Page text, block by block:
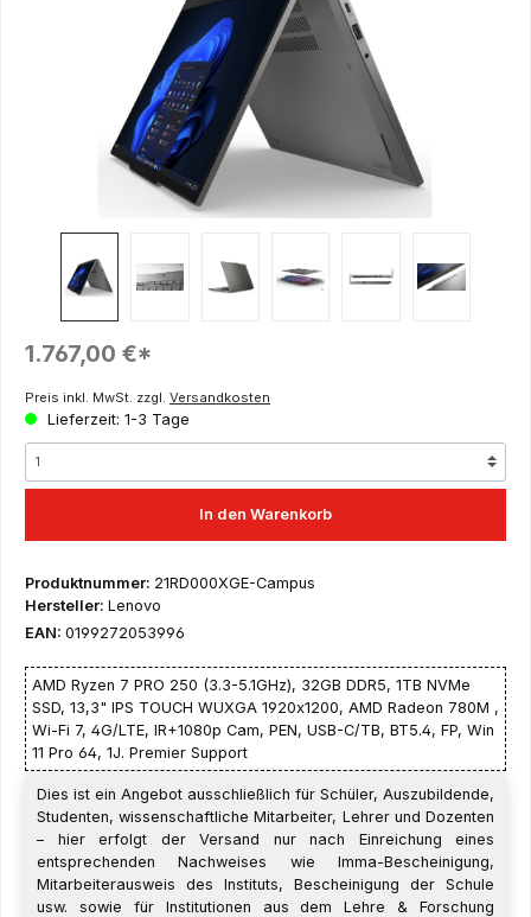
Regulärer Preis:
1.767,00 €*
Preis inkl. MwSt. zzgl. Versandkosten
Lieferzeit: 1-3 Tage
In den Warenkorb
Produktnummer: 21RD000XGE-Campus
Hersteller: Lenovo
EAN: 0199272053996
AMD Ryzen 7 PRO 250 (3.3-5.1GHz), 32GB DDR5, 1TB NVMe
SSD, 13,3" IPS TOUCH WUXGA 1920x1200, AMD Radeon 780M ,
Wi-Fi 7, 4G/LTE, IR+1080p Cam, PEN, USB-C/TB, BT5.4, FP, Win
11 Pro 64, 1J. Premier Support
Dies ist ein Angebot ausschließlich für Schüler, Auszubildende,
Studenten, wissenschaftliche Mitarbeiter, Lehrer und Dozenten
– hier erfolgt der Versand nur nach Einreichung eines
entsprechenden Nachweises wie Imma-Bescheinigung,
Mitarbeiterausweis des Instituts, Bescheinigung der Schule
usw. sowie für Institutionen aus dem Lehre & Forschung